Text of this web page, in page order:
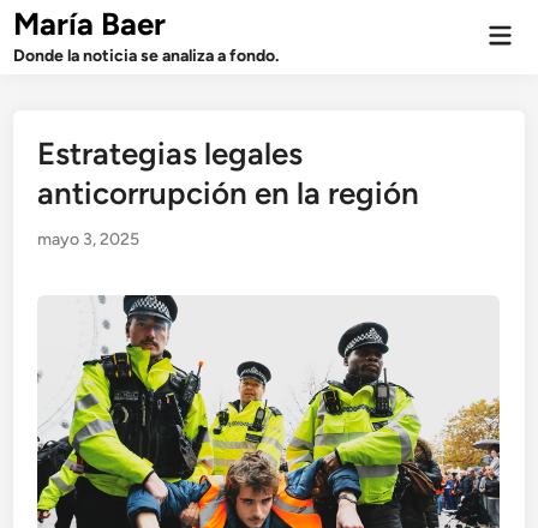
Saltar
contenido
María Baer
Donde la noticia se analiza a fondo.
Estrategias legales
anticorrupción en la región
mayo 3, 2025